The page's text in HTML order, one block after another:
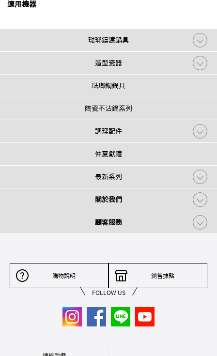
適用機器
琺瑯鑄鐵鍋具
造型瓷器
琺瑯鋼鍋具
陶瓷不沾鍋系列
調理配件
仲夏獻禮
最新系列
關於我們
顧客服務
購物說明 銷售據點
FOLLOW US